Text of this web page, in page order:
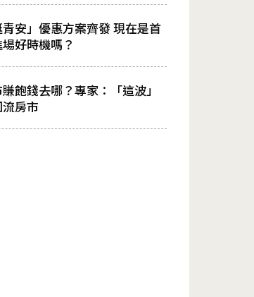
青安」優惠方案齊發 現在是首
好時機嗎？
飽錢去哪？專家：「這波」
房市